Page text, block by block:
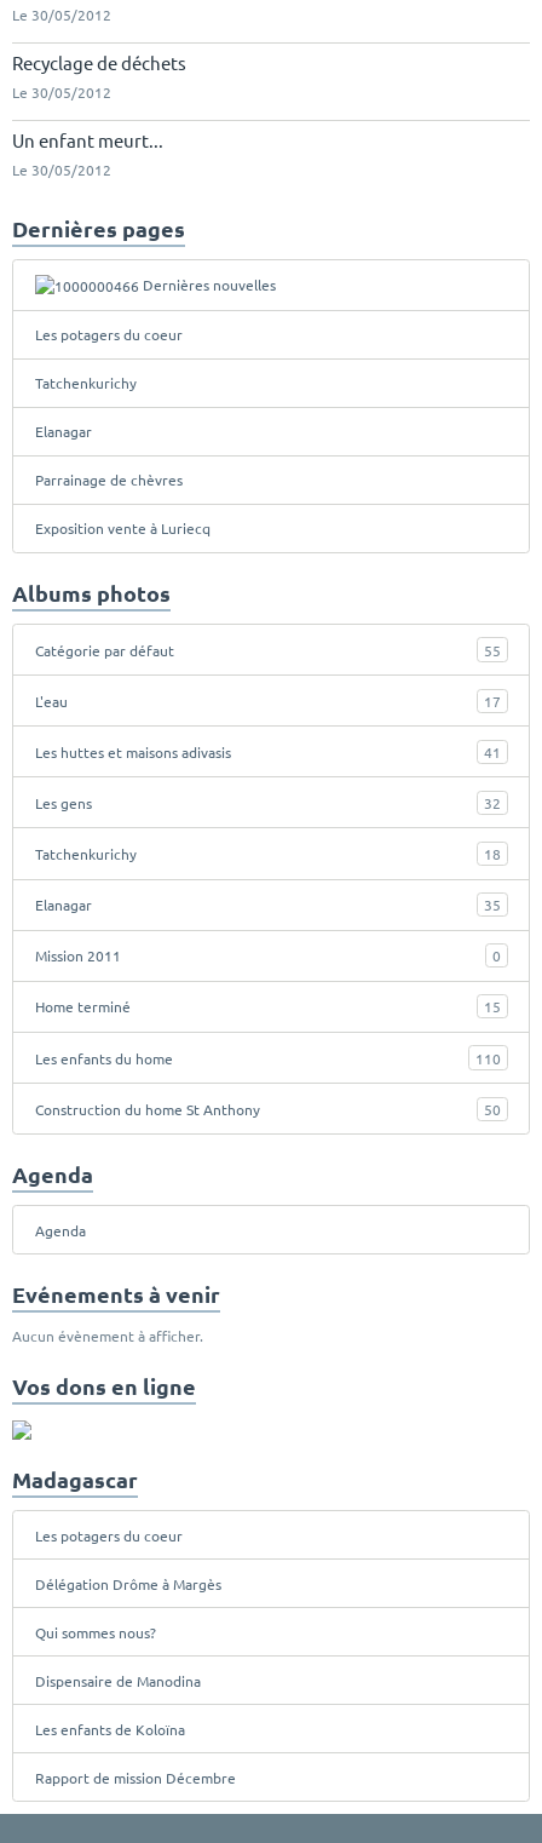
Le 30/05/2012
Recyclage de déchets
Le 30/05/2012
Un enfant meurt...
Le 30/05/2012
Dernières pages
Dernières nouvelles
Les potagers du coeur
Tatchenkurichy
Elanagar
Parrainage de chèvres
Exposition vente à Luriecq
Albums photos
Catégorie par défaut 55
L'eau 17
Les huttes et maisons adivasis 41
Les gens 32
Tatchenkurichy 18
Elanagar 35
Mission 2011 0
Home terminé 15
Les enfants du home 110
Construction du home St Anthony 50
Agenda
Agenda
Evénements à venir
Aucun évènement à afficher.
Vos dons en ligne
Madagascar
Les potagers du coeur
Délégation Drôme à Margès
Qui sommes nous?
Dispensaire de Manodina
Les enfants de Koloïna
Rapport de mission Décembre